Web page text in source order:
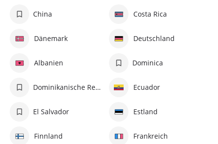
China Costa Rica
Dänemark Deutschland
Albanien Dominica
Dominikanische Republik Ecuador
El Salvador Estland
Finnland Frankreich